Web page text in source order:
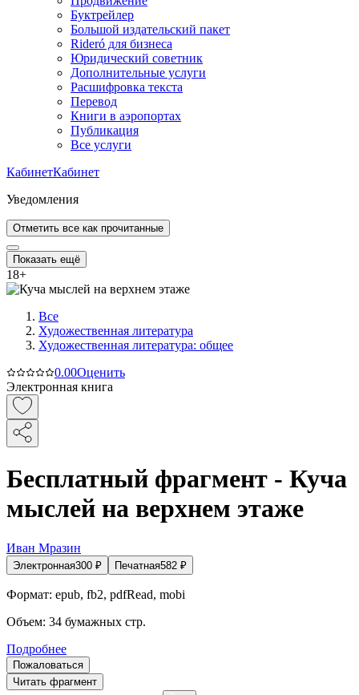
Буктрейлер
Большой издательский пакет
Rideró для бизнеса
Юридический советник
Дополнительные услуги
Расшифровка текста
Перевод
Книги в аэропортах
Публикация
Все услуги
КабинетКабинет
Уведомления
Отметить все как прочитанные
Показать ещё
18+
Все
Художественная литература
Художественная литература: общее
0.00Оценить
Электронная книга
Бесплатный фрагмент - Куча
мыслей на верхнем этаже
Иван Мразин
Электронная300 ₽ Печатная582 ₽
Формат: epub, fb2, pdfRead, mobi
Объем: 34 бумажных стр.
Подробнее
Пожаловаться
Читать фрагмент